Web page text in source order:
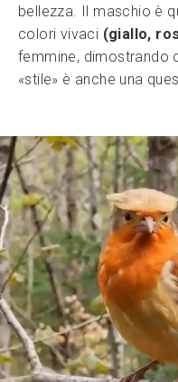
bellezza. Il maschio è
colori vivaci (giallo,
femmine, dimostrando
«stile» è anche una